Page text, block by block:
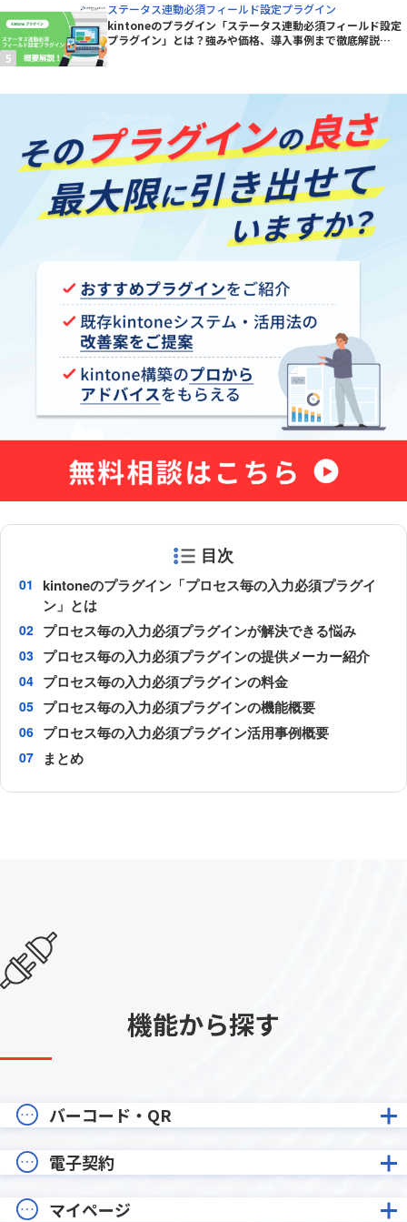
ステータス連動必須フィールド設定プラグイン
kintoneのプラグイン「ステータス連動必須フィールド設定
プラグイン」とは？強みや価格、導入事例まで徹底解説
目次
kintoneのプラグイン「プロセス毎の入力必須プラグイ
ン」とは
プロセス毎の入力必須プラグインが解決できる悩み
プロセス毎の入力必須プラグインの提供メーカー紹介
プロセス毎の入力必須プラグインの料金
プロセス毎の入力必須プラグインの機能概要
プロセス毎の入力必須プラグイン活用事例概要
まとめ
機能から探す
バーコード・QR
電子契約
マイページ